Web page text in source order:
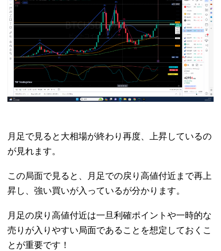
月足で見ると大相場が終わり再度、上昇しているの
が見れます。
この局面で見ると、月足での戻り高値付近まで再上
昇し、強い買いが入っているが分かります。
月足の戻り高値付近は一旦利確ポイントや一時的な
売りが入りやすい局面であることを想定しておくこ
とが重要です！